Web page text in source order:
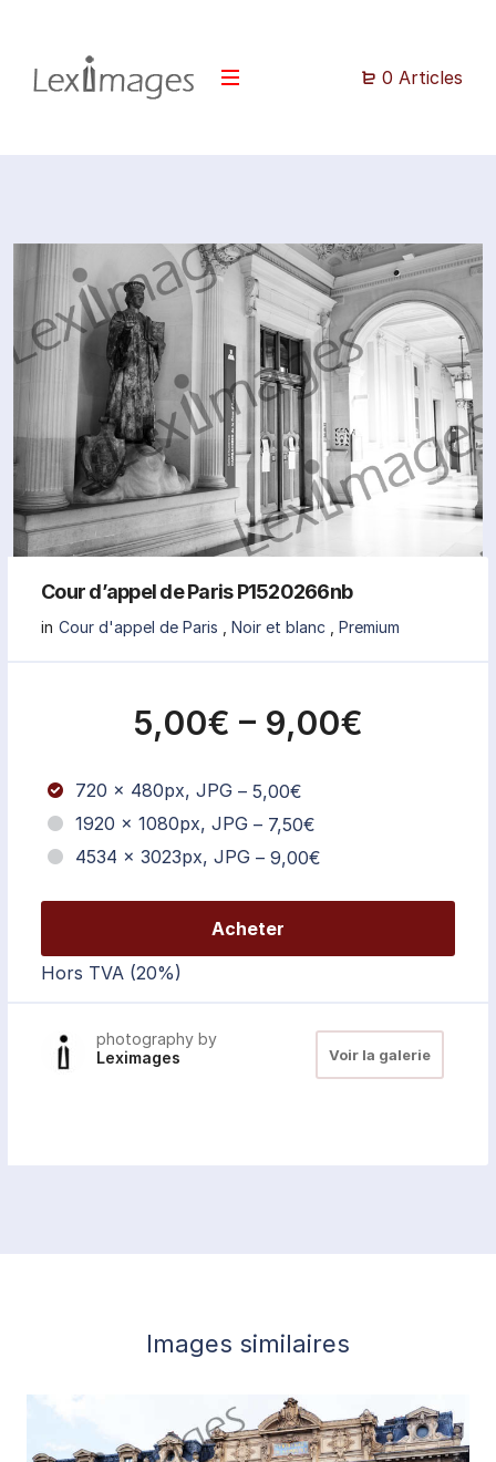
0 Articles
Cour d’appel de Paris P1520266nb
in Cour d'appel de Paris Noir et blanc Premium
5,00€ – 9,00€
720 x 480px, JPG – 5,00€
1920 x 1080px, JPG – 7,50€
4534 x 3023px, JPG – 9,00€
Acheter
Hors TVA (20%)
photography by
Leximages
Voir la galerie
Images similaires